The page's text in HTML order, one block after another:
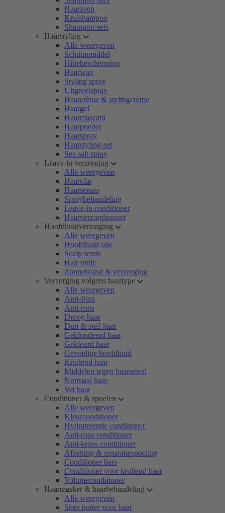
Haarzeep
Krulshampoo
Shampoo-sets
Haarstyling
Alle weergeven
Schuimmiddel
Hittebescherming
Haarwax
Styling spray
Uitgroeispray
Haarcrème & stylingcrème
Haargel
Haarmascara
Haarpoeder
Haarspray
Haarstyling-set
Sea salt spray
Leave-in verzorging
Alle weergeven
Haarolie
Haarserum
Spraybehandeling
Leave-in conditioner
Haarverzorgingsset
Hoofdhuidverzorging
Alle weergeven
Hoofdhuid olie
Scalp scrub
Hair tonic
Zonnebrand & verzorging
Verzorging volgens haartype
Alle weergeven
Anti-frizz
Anti-roos
Droog haar
Dun & steil haar
Geblondeerd haar
Gekleurd haar
Gevoelige hoofdhuid
Krullend haar
Middelen tegen haaruitval
Normaal haar
Vet haar
Conditioner & spoelen
Alle weergeven
Kleurconditioner
Hydraterende conditioner
Anti-roos conditioner
Anti-kroes conditioner
Afzetting & reparatiespoeling
Conditioner bars
Conditioner voor krullend haar
Volumeconditioner
Haarmasker & haarbehandeling
Alle weergeven
Shea butter voor haar